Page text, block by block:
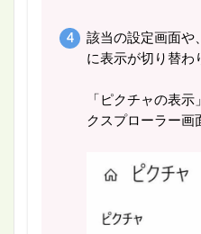
該当の設定画面や
に表示が切り替わ
「ピクチャの表
クスプローラー画